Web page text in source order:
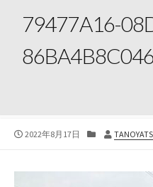
79477A16-
公
2022年8月17日
カ
リ
投